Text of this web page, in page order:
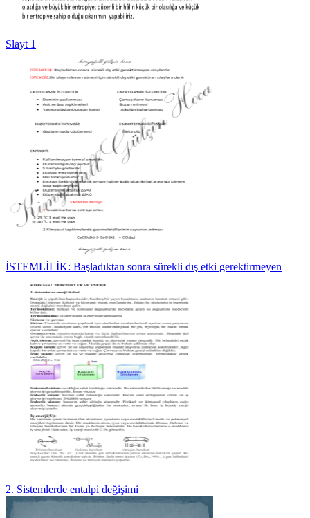
Slayt 1
İSTEMLİLİK: Başladıktan sonra sürekli dış etki gerektirmeyen
2. Sistemlerde entalpi değişimi